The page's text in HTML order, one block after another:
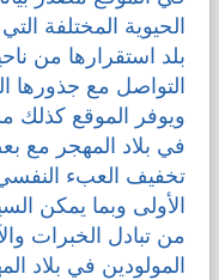
الحيوية المختلفة
بلد استقرارها من
التواصل مع جذورها
ويوفر الموقع كذلك
في بلاد المهجر مع
تخفيف العبء
الأولى وبما يمكن
من تبادل الخبرات
المولودين في بلاد